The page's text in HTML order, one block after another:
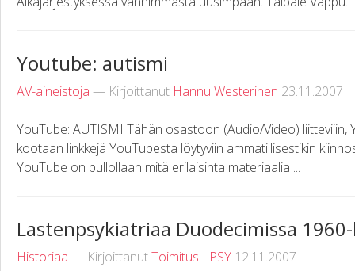
Youtube: autismi
AV-aineistoja — Kirjoittanut Hannu Westerinen 23.11.2007
YouTube: AUTISMI Tähän osastoon (Audio/Video) liitteviiin,
kootaan linkkejä YouTubesta löytyviin ammatillisestikin
YouTube on pullollaan mitä erilaisinta materiaalia ...
Lastenpsykiatriaa Duodecimissa
Historiaa — KirjoittanutToimitus LPSY 12.11.2007